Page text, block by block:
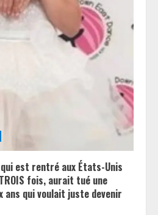
est rentré aux États-Unis
fois, aurait tué une
qui voulait juste devenir